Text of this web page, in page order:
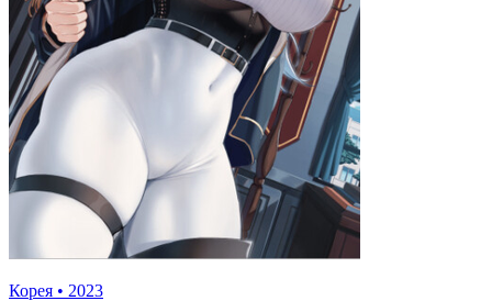
Корея • 2023